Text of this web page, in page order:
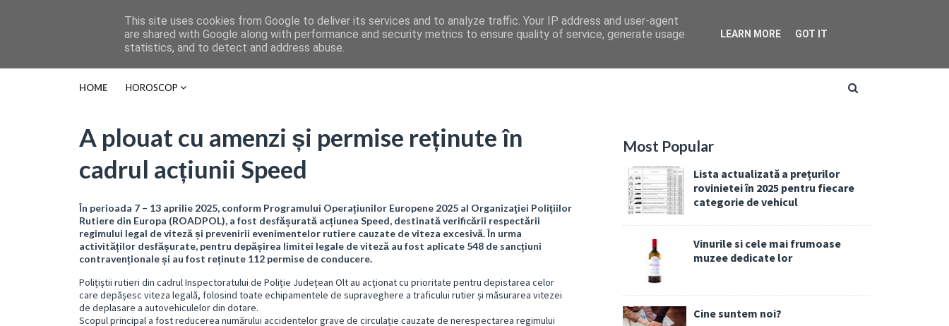
HOME HOROSCOP
A plouat cu amenzi și permise reținute în
cadrul acțiunii Speed
În perioada 7 – 13 aprilie 2025, conform Programului Operațiunilor Europene 2025 al Organizaţiei Poliţiilor
Rutiere din Europa (ROADPOL), a fost desfășurată acțiunea Speed, destinată verificării respectării
regimului legal de viteză și prevenirii evenimentelor rutiere cauzate de viteza excesivă. În urma
activităților desfășurate, pentru depășirea limitei legale de viteză au fost aplicate 548 de sancțiuni
contravenționale și au fost reținute 112 permise de conducere.
Polițiștii rutieri din cadrul Inspectoratului de Poliție Județean Olt au acționat cu prioritate pentru depistarea celor
care depășesc viteza legală, folosind toate echipamentele de supraveghere a traficului rutier și măsurarea vitezei
de deplasare a autovehiculelor din dotare.
Scopul principal a fost reducerea numărului accidentelor grave de circulație cauzate de nerespectarea regimului
Most Popular
Lista actualizată a prețurilor
rovinietei în 2025 pentru fiecare
categorie de vehicul
Vinurile si cele mai frumoase
muzee dedicate lor
Cine suntem noi?
This site uses cookies from Google to deliver its services and to analyze traffic. Your IP address and user-agent
are shared with Google along with performance and security metrics to ensure quality of service, generate usage
statistics, and to detect and address abuse.
LEARN MORE GOT IT